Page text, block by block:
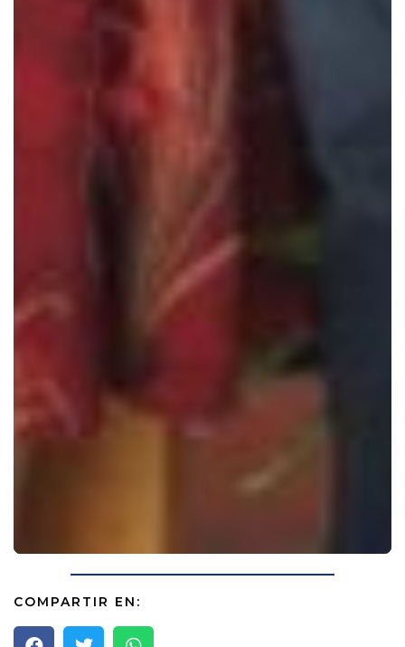
COMPARTIR EN: